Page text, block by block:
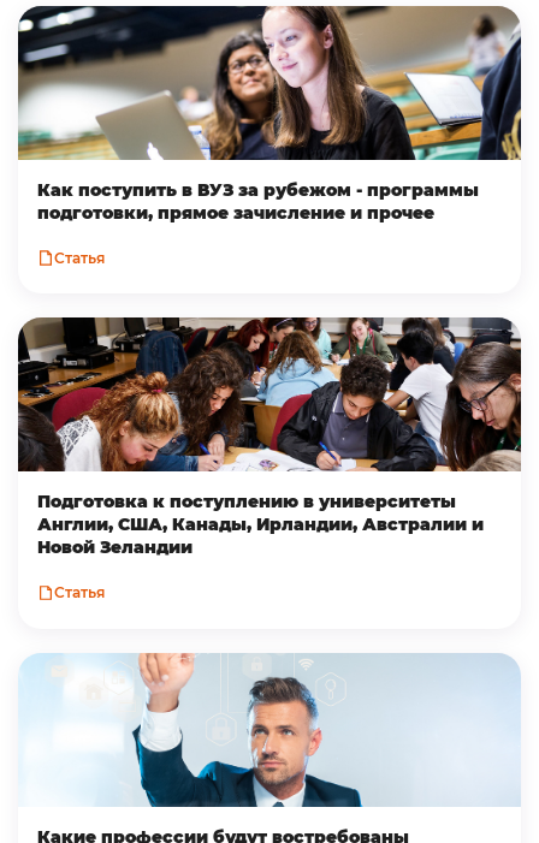
Как поступить в ВУЗ за рубежом - программы
подготовки, прямое зачисление и прочее
Статья
Подготовка к поступлению в университеты
Англии, США, Канады, Ирландии, Австралии и
Новой Зеландии
Статья
Какие профессии будут востребованы